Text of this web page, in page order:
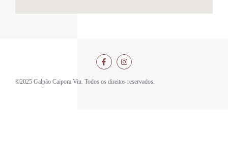
©2025 Galpão Caipora Viu. Todos os direitos reservados.